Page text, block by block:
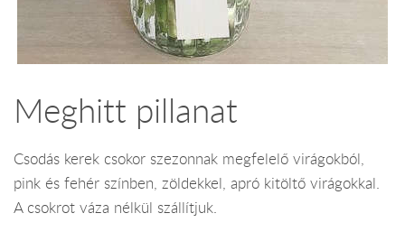
Meghitt pillanat
Csodás kerek csokor szezonnak megfelelő virágokból,
pink és fehér színben, zöldekkel, apró kitöltő virágokkal.
A csokrot váza nélkül szállítjuk.